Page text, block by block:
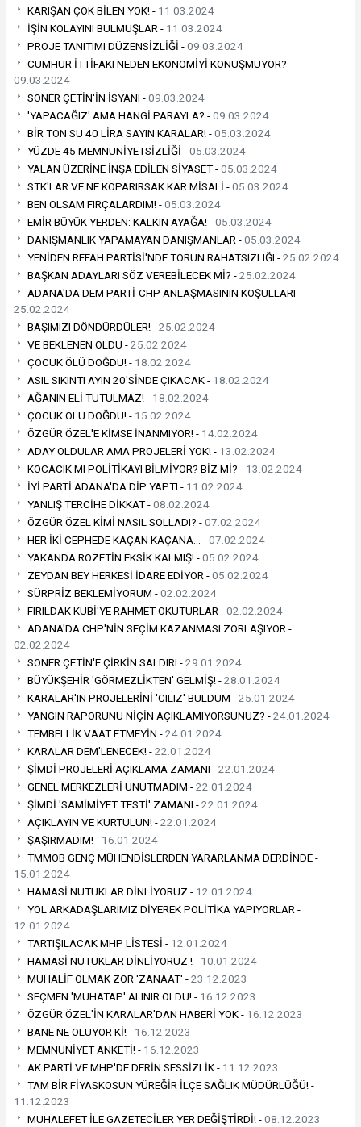
KARIŞAN ÇOK BİLEN YOK! - 11.03.2024
İŞİN KOLAYINI BULMUŞLAR - 11.03.2024
PROJE TANITIMI DÜZENSİZLİĞİ -09.03.2024
CUMHUR İTTİFAKI NEDEN EKONOMİYİ KONUŞMUYOR? -
09.03.2024
SONER ÇETİN'İN İSYANI -09.03.2024
'YAPACAĞIZ' AMA HANGİ PARAYLA? -09.03.2024
BİR TON SU 40 LİRA SAYIN KARALAR! -05.03.2024
YÜZDE 45 MEMNUNİYETSİZLİĞİ -05.03.2024
YALAN ÜZERİNE İNŞA EDİLEN SİYASET -05.03.2024
STK'LAR VE NE KOPARIRSAK KAR MİSALİ -05.03.2024
BEN OLSAM FIRÇALARDIM! -05.03.2024
EMİR BÜYÜK YERDEN: KALKIN AYAĞA! -05.03.2024
DANIŞMANLIK YAPAMAYAN DANIŞMANLAR -05.03.2024
YENİDEN REFAH PARTİSİ'NDE TORUN RAHATSIZLIĞI -25.02.2024
BAŞKAN ADAYLARI SÖZ VEREBİLECEK Mİ? -25.02.2024
ADANA'DA DEM PARTİ-CHP ANLAŞMASININ KOŞULLARI -
25.02.2024
BAŞIMIZI DÖNDÜRDÜLER! -25.02.2024
VE BEKLENEN OLDU -25.02.2024
ÇOCUK ÖLÜ DOĞDU! - 18.02.2024
ASIL SIKINTI AYIN 20'SİNDE ÇIKACAK - 18.02.2024
AĞANIN ELİ TUTULMAZ! - 18.02.2024
ÇOCUK ÖLÜ DOĞDU! - 15.02.2024
ÖZGÜR ÖZEL'E KİMSE İNANMIYOR! - 14.02.2024
ADAY OLDULAR AMA PROJELERİ YOK! - 13.02.2024
KOCACIK MI POLİTİKAYI BİLMİYOR? BİZ Mİ? - 13.02.2024
İYİ PARTİ ADANA'DA DİP YAPTI - 11.02.2024
YANLIŞ TERCİHE DİKKAT -08.02.2024
ÖZGÜR ÖZEL KİMİ NASIL SOLLADI? -07.02.2024
HER İKİ CEPHEDE KAÇAN KAÇANA… -07.02.2024
YAKANDA ROZETİN EKSİK KALMIŞ! -05.02.2024
ZEYDAN BEY HERKESİ İDARE EDİYOR -05.02.2024
SÜRPRİZ BEKLEMİYORUM -02.02.2024
FIRILDAK KUBİ'YE RAHMET OKUTURLAR -02.02.2024
ADANA'DA CHP'NİN SEÇİM KAZANMASI ZORLAŞIYOR -
02.02.2024
SONER ÇETİN'E ÇİRKİN SALDIRI -29.01.2024
BÜYÜKŞEHİR 'GÖRMEZLİKTEN' GELMİŞ! -28.01.2024
KARALAR'IN PROJELERİNİ 'CILIZ' BULDUM -25.01.2024
YANGIN RAPORUNU NİÇİN AÇIKLAMIYORSUNUZ? -24.01.2024
TEMBELLİK VAAT ETMEYİN -24.01.2024
KARALAR DEM'LENECEK! -22.01.2024
ŞİMDİ PROJELERİ AÇIKLAMA ZAMANI -22.01.2024
GENEL MERKEZLERİ UNUTMADIM -22.01.2024
ŞİMDİ 'SAMİMİYET TESTİ' ZAMANI -22.01.2024
AÇIKLAYIN VE KURTULUN! -22.01.2024
ŞAŞIRMADIM! - 16.01.2024
TMMOB GENÇ MÜHENDİSLERDEN YARARLANMA DERDİNDE -
15.01.2024
HAMASİ NUTUKLAR DİNLİYORUZ - 12.01.2024
YOL ARKADAŞLARIMIZ DİYEREK POLİTİKA YAPIYORLAR -
12.01.2024
TARTIŞILACAK MHP LİSTESİ - 12.01.2024
HAMASİ NUTUKLAR DİNLİYORUZ ! - 10.01.2024
MUHALİF OLMAK ZOR 'ZANAAT' -23.12.2023
SEÇMEN 'MUHATAP' ALINIR OLDU! - 16.12.2023
ÖZGÜR ÖZEL'İN KARALAR'DAN HABERİ YOK - 16.12.2023
BANE NE OLUYOR Kİ! - 16.12.2023
MEMNUNİYET ANKETİ! - 16.12.2023
AK PARTİ VE MHP'DE DERİN SESSİZLİK - 11.12.2023
TAM BİR FİYASKOSUN YÜREĞİR İLÇE SAĞLIK MÜDÜRLÜĞÜ! -
11.12.2023
MUHALEFET İLE GAZETECİLER YER DEĞİŞTİRDİ! -08.12.2023